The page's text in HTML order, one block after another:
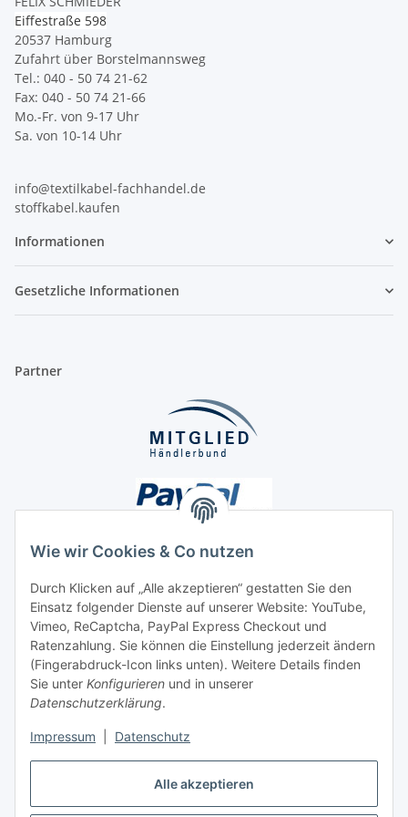
Alle akzeptieren
Wie wir Cookies & Co nutzen
Durch Klicken auf „Alle akzeptieren“ gestatten Sie den
Einsatz folgender Dienste auf unserer Website: YouTube,
Vimeo, ReCaptcha, PayPal Express Checkout und
Ratenzahlung. Sie können die Einstellung jederzeit ändern
(Fingerabdruck-Icon links unten). Weitere Details finden
Sie unter Konfigurieren und in unserer
Datenschutzerklärung.
Impressum Datenschutz
Eiffestraße 598
20537 Hamburg
Zufahrt über Borstelmannsweg
Tel.: 040 - 50 74 21-62
Fax: 040 - 50 74 21-66
Mo.-Fr. von 9-17 Uhr
Sa. von 10-14 Uhr
info@textilkabel-fachhandel.de
stoffkabel.kaufen
Informationen
Gesetzliche Informationen
Partner
Unsere Seiten
Social Media
Vertrag widerrufen